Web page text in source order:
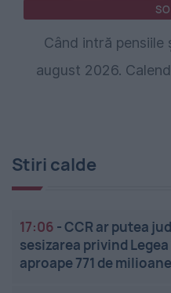
Când intră pensiile
august 2026.
Stiri calde
17:06 -CCR ar putea
sesizarea privind
aproape 771 de